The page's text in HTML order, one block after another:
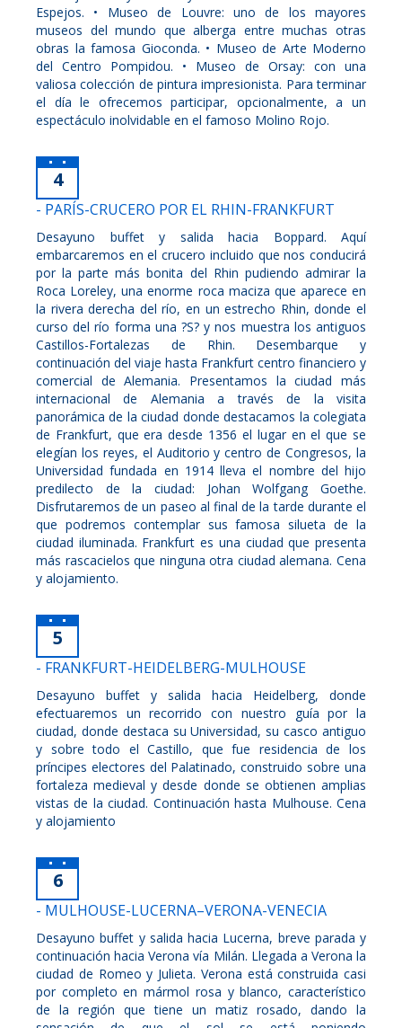
Espejos. • Museo de Louvre: uno de los mayores
museos del mundo que alberga entre muchas otras
obras la famosa Gioconda. • Museo de Arte Moderno
del Centro Pompidou. • Museo de Orsay: con una
valiosa colección de pintura impresionista. Para terminar
el día le ofrecemos participar, opcionalmente, a un
espectáculo inolvidable en el famoso Molino Rojo.
4
- PARÍS-CRUCERO POR EL RHIN-FRANKFURT
Desayuno buffet y salida hacia Boppard. Aquí
embarcaremos en el crucero incluido que nos conducirá
por la parte más bonita del Rhin pudiendo admirar la
Roca Loreley, una enorme roca maciza que aparece en
la rivera derecha del río, en un estrecho Rhin, donde el
curso del río forma una ?S? y nos muestra los antiguos
Castillos-Fortalezas de Rhin. Desembarque y
continuación del viaje hasta Frankfurt centro financiero y
comercial de Alemania. Presentamos la ciudad más
internacional de Alemania a través de la visita
panorámica de la ciudad donde destacamos la colegiata
de Frankfurt, que era desde 1356 el lugar en el que se
elegían los reyes, el Auditorio y centro de Congresos, la
Universidad fundada en 1914 lleva el nombre del hijo
predilecto de la ciudad: Johan Wolfgang Goethe.
Disfrutaremos de un paseo al final de la tarde durante el
que podremos contemplar sus famosa silueta de la
ciudad iluminada. Frankfurt es una ciudad que presenta
más rascacielos que ninguna otra ciudad alemana. Cena
y alojamiento.
5
- FRANKFURT-HEIDELBERG-MULHOUSE
Desayuno buffet y salida hacia Heidelberg, donde
efectuaremos un recorrido con nuestro guía por la
ciudad, donde destaca su Universidad, su casco antiguo
y sobre todo el Castillo, que fue residencia de los
príncipes electores del Palatinado, construido sobre una
fortaleza medieval y desde donde se obtienen amplias
vistas de la ciudad. Continuación hasta Mulhouse. Cena
y alojamiento
6
- MULHOUSE-LUCERNA–VERONA-VENECIA
Desayuno buffet y salida hacia Lucerna, breve parada y
continuación hacia Verona vía Milán. Llegada a Verona la
ciudad de Romeo y Julieta. Verona está construida casi
por completo en mármol rosa y blanco, característico
de la región que tiene un matiz rosado, dando la